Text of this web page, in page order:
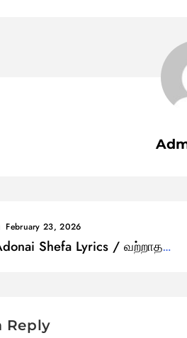
February 23, 2026
Shefa Lyrics / வற்றாத
Reply